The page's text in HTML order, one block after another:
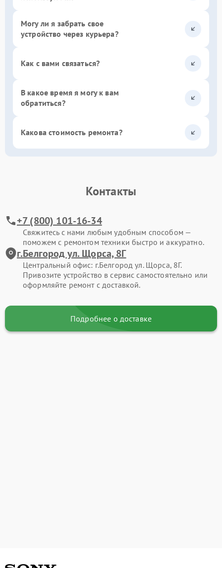
Могу ли я забрать свое
устройство через курьера?
Как с вами связаться?
В какое время я могу к вам
обратиться?
Какова стоимость ремонта?
Контакты
+7 (800) 101-16-34
Свяжитесь с нами любым удобным способом —
поможем с ремонтом техники быстро и аккуратно.
г.Белгород ул. Щорса, 8Г
Центральный офис: г.Белгород ул. Щорса, 8Г.
Привозите устройство в сервис самостоятельно или
оформляйте ремонт с доставкой.
Подробнее о доставке